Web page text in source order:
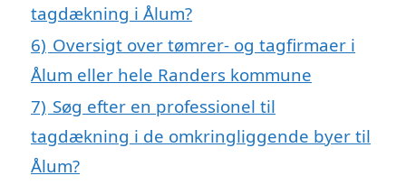
tagdækning i Ålum?
6) Oversigt over tømrer- og tagfirmaer i
Ålum eller hele Randers kommune
7) Søg efter en professionel til
tagdækning i de omkringliggende byer til
Ålum?